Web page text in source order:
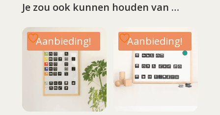
Je zou ook kunnen houden van …
Aanbieding! Aanbieding!